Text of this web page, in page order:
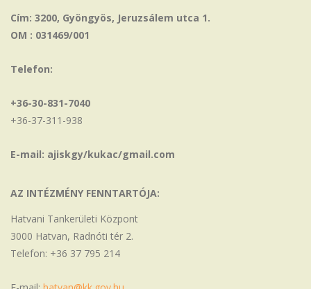
Cím: 3200, Gyöngyös, Jeruzsálem utca 1.
OM : 031469/001
Telefon:
+36-30-831-7040
+36-37-311-938
E-mail: ajiskgy/kukac/gmail.com
AZ INTÉZMÉNY FENNTARTÓJA:
Hatvani Tankerületi Központ
3000 Hatvan, Radnóti tér 2.
Telefon: +36 37 795 214